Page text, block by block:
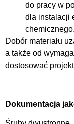
do pracy w
dla instalacji
chemicznego.
Dobór materiału
a także od
dostosować
Dokumentacja